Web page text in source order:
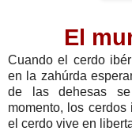
El
Cuando el cerdo
en la zahúrda
de las dehesas
momento, los
el cerdo vive en